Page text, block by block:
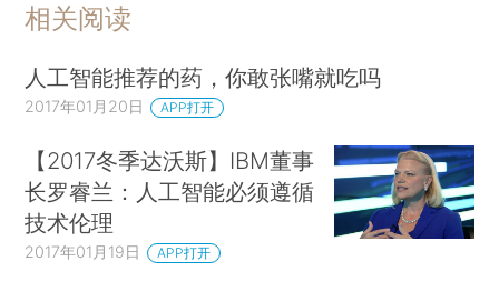
相关阅读
人工智能推荐的药，你敢张嘴就吃吗
2017年01月20日 APP打开
【2017冬季达沃斯】IBM董事
长罗睿兰：人工智能必须遵循
技术伦理
2017年01月19日 APP打开